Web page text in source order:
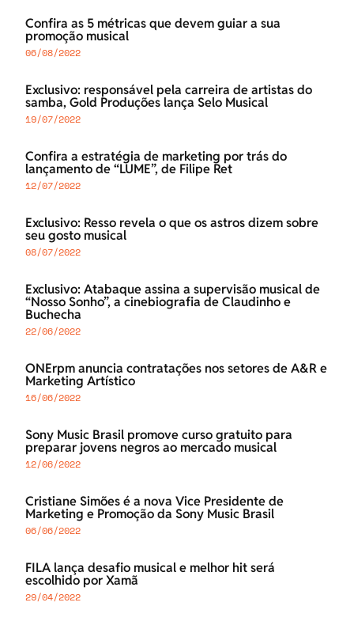
Confira as 5 métricas que devem guiar a sua
promoção musical
06/08/2022
Exclusivo: responsável pela carreira de artistas do
samba, Gold Produções lança Selo Musical
19/07/2022
Confira a estratégia de marketing por trás do
lançamento de “LUME”, de Filipe Ret
12/07/2022
Exclusivo: Resso revela o que os astros dizem sobre
seu gosto musical
08/07/2022
Exclusivo: Atabaque assina a supervisão musical de
“Nosso Sonho”, a cinebiografia de Claudinho e
Buchecha
22/06/2022
ONErpm anuncia contratações nos setores de A&R e
Marketing Artístico
16/06/2022
Sony Music Brasil promove curso gratuito para
preparar jovens negros ao mercado musical
12/06/2022
Cristiane Simões é a nova Vice Presidente de
Marketing e Promoção da Sony Music Brasil
06/06/2022
FILA lança desafio musical e melhor hit será
escolhido por Xamã
29/04/2022